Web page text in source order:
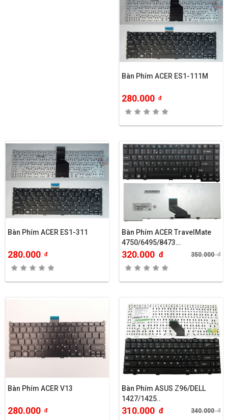
Bàn Phím ACER ES1-111M
280.000 đ
Bàn Phím ACER ES1-311
280.000 đ
Bàn Phím ACER TravelMate
4750/6495/8473…
320.000 đ 350.000đ
Bàn Phím ACER V13
280.000 đ
Bàn Phím ASUS Z96/DELL
1427/1425..
310.000 đ 340.000đ